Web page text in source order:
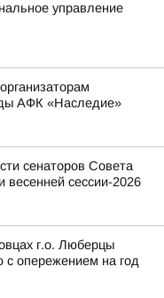
управление
АФК «Наследие»
сенаторов Совета
сессии-2026
г.о. Люберцы
с опережением на год